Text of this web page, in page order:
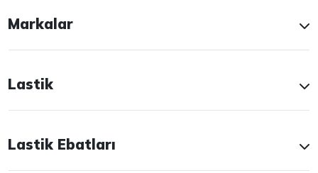
Markalar
Lastik
Lastik Ebatları